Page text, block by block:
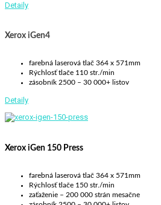
Detaily
Xerox iGen4
farebná laserová tlač 364 x 571mm
Rýchlosť tlače 110 str./min
zásobník 2500 – 30 000+ listov
Detaily
Xerox iGen 150 Press
farebná laserová tlač 364 x 571mm
Rýchlosť tlače 150 str./min
zaťaženie – 200 000 strán mesačne